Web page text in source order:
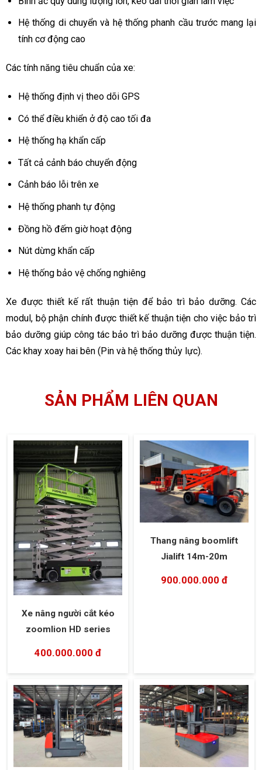
Hệ thống di chuyển và hệ thống phanh cầu trước mang lại
tính cơ động cao
Các tính năng tiêu chuẩn của xe:
Hệ thống định vị theo dõi GPS
Có thể điều khiển ở độ cao tối đa
Hệ thống hạ khẩn cấp
Tất cả cảnh báo chuyển động
Cảnh báo lỗi trên xe
Hệ thống phanh tự động
Đồng hồ đếm giờ hoạt động
Nút dừng khẩn cấp
Hệ thống bảo vệ chống nghiêng
Xe được thiết kế rất thuận tiện để bảo trì bảo dưỡng. Các
modul, bộ phận chính được thiết kế thuận tiện cho việc bảo trì
bảo dưỡng giúp công tác bảo trì bảo dưỡng được thuận tiện.
Các khay xoay hai bên (Pin và hệ thống thủy lực).
SẢN PHẨM LIÊN QUAN
Xe nâng người cắt kéo
zoomlion HD series
400.000.000 đ
Thang nâng boomlift
Jialift 14m-20m
900.000.000 đ